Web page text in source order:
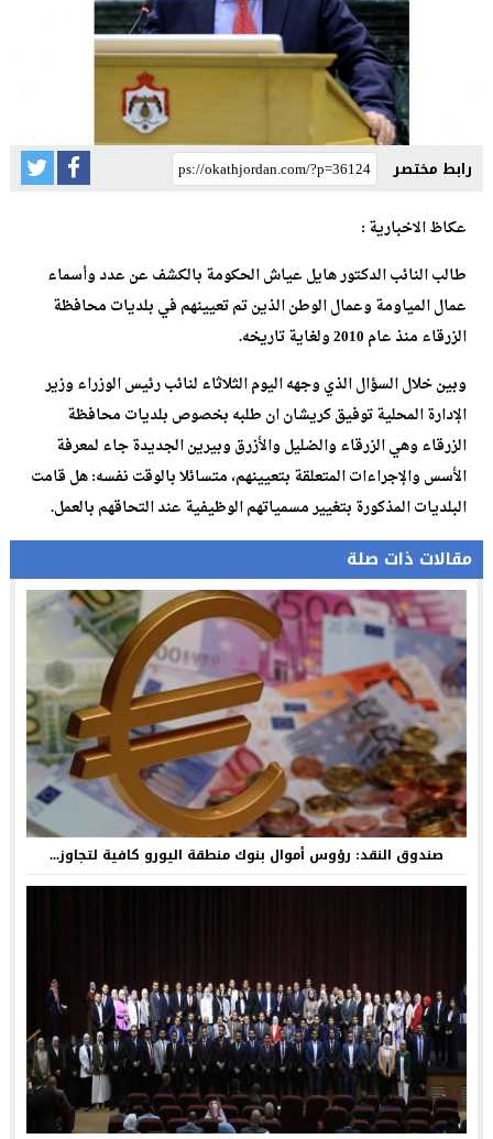
رابط مختصر
عكاظ الاخبارية :
طالب النائب الدكتور هايل عياش الحكومة بالكشف عن عدد وأسماء
عمال المياومة وعمال الوطن الذين تم تعيينهم في بلديات محافظة
الزرقاء منذ عام 2010 ولغاية تاريخه.
وبين خلال السؤال الذي وجهه اليوم الثلاثاء لنائب رئيس الوزراء وزير
الإدارة المحلية توفيق كريشان ان طلبه بخصوص بلديات محافظة
الزرقاء وهي الزرقاء والضليل والأزرق وبيرين الجديدة جاء لمعرفة
الأسس والإجراءات المتعلقة بتعيينهم، متسائلا بالوقت نفسه: هل قامت
البلديات المذكورة بتغيير مسمياتهم الوظيفية عند التحاقهم بالعمل.
مقالات ذات صلة
صندوق النقد: رؤوس أموال بنوك منطقة اليورو كافية لتجاوز...